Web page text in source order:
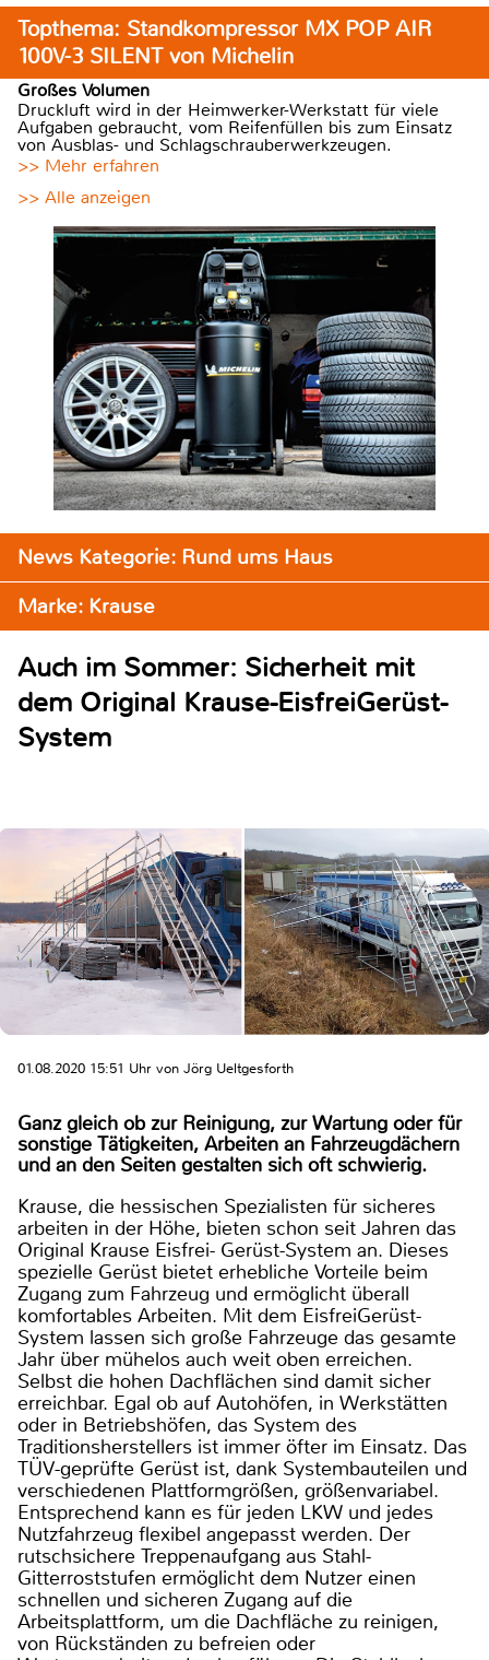
Topthema: Standkompressor MX POP AIR
100V-3 SILENT von Michelin
Großes Volumen
Druckluft wird in der Heimwerker-Werkstatt für viele
Aufgaben gebraucht, vom Reifenfüllen bis zum Einsatz
von Ausblas- und Schlagschrauberwerkzeugen.
>> Mehr erfahren
>> Alle anzeigen
News Kategorie: Rund ums Haus
Marke: Krause
Auch im Sommer: Sicherheit mit
dem Original Krause-EisfreiGerüst-
System
01.08.2020 15:51 Uhr von Jörg Ueltgesforth
Ganz gleich ob zur Reinigung, zur Wartung oder für
sonstige Tätigkeiten, Arbeiten an Fahrzeugdächern
und an den Seiten gestalten sich oft schwierig.
Krause, die hessischen Spezialisten für sicheres
arbeiten in der Höhe, bieten schon seit Jahren das
Original Krause Eisfrei- Gerüst-System an. Dieses
spezielle Gerüst bietet erhebliche Vorteile beim
Zugang zum Fahrzeug und ermöglicht überall
komfortables Arbeiten. Mit dem EisfreiGerüst-
System lassen sich große Fahrzeuge das gesamte
Jahr über mühelos auch weit oben erreichen.
Selbst die hohen Dachflächen sind damit sicher
erreichbar. Egal ob auf Autohöfen, in Werkstätten
oder in Betriebshöfen, das System des
Traditionsherstellers ist immer öfter im Einsatz. Das
TÜV-geprüfte Gerüst ist, dank Systembauteilen und
verschiedenen Plattformgrößen, größenvariabel.
Entsprechend kann es für jeden LKW und jedes
Nutzfahrzeug flexibel angepasst werden. Der
rutschsichere Treppenaufgang aus Stahl-
Gitterroststufen ermöglicht dem Nutzer einen
schnellen und sicheren Zugang auf die
Arbeitsplattform, um die Dachfläche zu reinigen,
von Rückständen zu befreien oder